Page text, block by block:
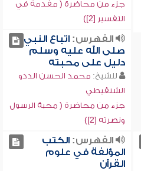
جزء من محاضرة ( مقدمة في
التفسير [2])
الفهرس:اتباع النبي
صلى الله عليه وسلم
دليل على محبته
للشيخ: محمد الحسن الددو
الشنقيطي
جزء من محاضرة ( محبة الرسول
ونصرته [2])
الفهرس:الكتب
المؤلفة في علوم
القرآن